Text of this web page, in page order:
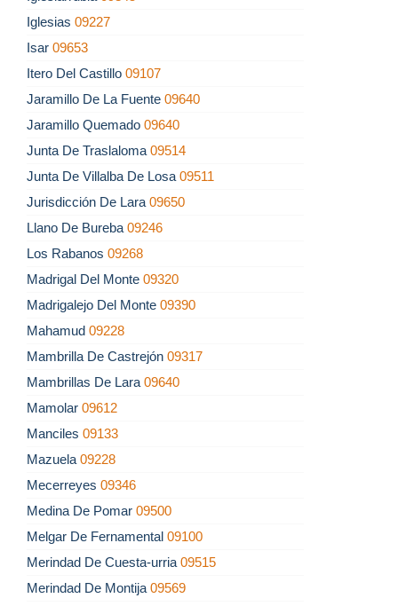
Iglesias 09227
Isar 09653
Itero Del Castillo 09107
Jaramillo De La Fuente 09640
Jaramillo Quemado 09640
Junta De Traslaloma 09514
Junta De Villalba De Losa 09511
Jurisdicción De Lara 09650
Llano De Bureba 09246
Los Rabanos 09268
Madrigal Del Monte 09320
Madrigalejo Del Monte 09390
Mahamud 09228
Mambrilla De Castrejón 09317
Mambrillas De Lara 09640
Mamolar 09612
Manciles 09133
Mazuela 09228
Mecerreyes 09346
Medina De Pomar 09500
Melgar De Fernamental 09100
Merindad De Cuesta-urria 09515
Merindad De Montija 09569